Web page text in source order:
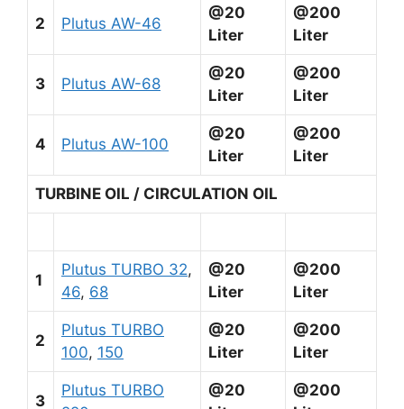
2 Plutus AW-46
@20
Liter
@200
Liter
3 Plutus AW-68
@20
Liter
@200
Liter
4 Plutus AW-100
@20
Liter
@200
Liter
TURBINE OIL / CIRCULATION OIL
1
Plutus TURBO 32,
46, 68
@20
Liter
@200
Liter
2
Plutus TURBO
100, 150
@20
Liter
@200
Liter
3
Plutus TURBO
@20
@200